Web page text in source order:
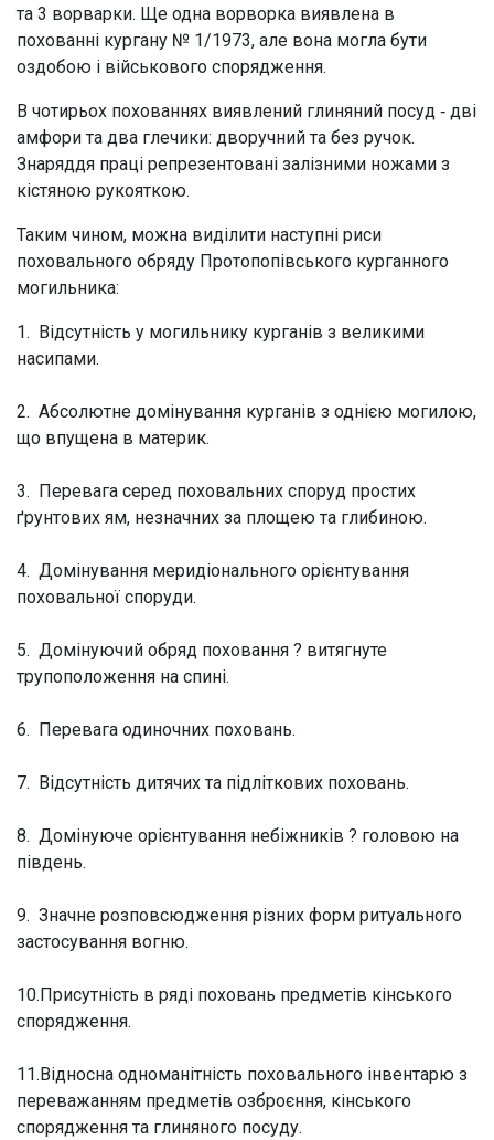
та 3 ворварки. Ще одна ворворка виявлена в
похованні кургану № 1/1973, але вона могла бути
оздобою і військового спорядження.
В чотирьох похованнях виявлений глиняний посуд ‑ дві
амфори та два глечики: дворучний та без ручок.
Знаряддя праці репрезентовані залізними ножами з
кістяною рукояткою.
Таким чином, можна виділити наступні риси
поховального обряду Протопопівського курганного
могильника:
1. Відсутність у могильнику курганів з великими
насипами.
2. Абсолютне домінування курганів з однією могилою,
що впущена в материк.
3. Перевага серед поховальних споруд простих
ґрунтових ям, незначних за площею та глибиною.
4. Домінування меридіонального орієнтування
поховальної споруди.
5. Домінуючий обряд поховання ? витягнуте
трупоположення на спині.
6. Перевага одиночних поховань.
7. Відсутність дитячих та підліткових поховань.
8. Домінуюче орієнтування небіжників ? головою на
південь.
9. Значне розповсюдження різних форм ритуального
застосування вогню.
10.Присутність в ряді поховань предметів кінського
спорядження.
11.Відносна одноманітність поховального інвентарю з
переважанням предметів озброєння, кінського
спорядження та глиняного посуду.